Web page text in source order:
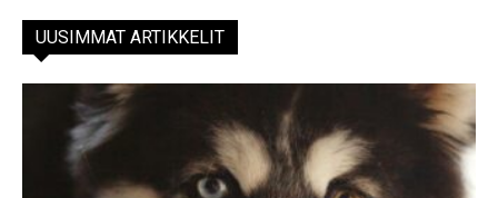
UUSIMMAT ARTIKKELIT